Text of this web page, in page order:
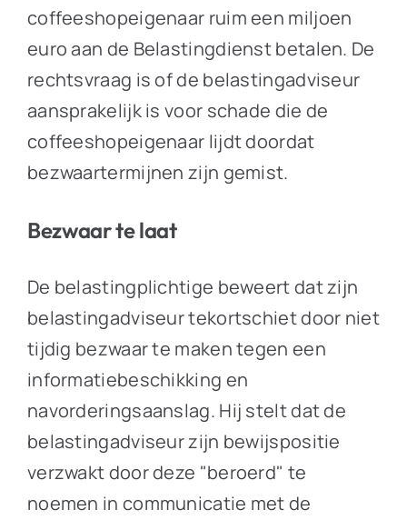
coffeeshopeigenaar ruim een miljoen
euro aan de Belastingdienst betalen. De
rechtsvraag is of de belastingadviseur
aansprakelijk is voor schade die de
coffeeshopeigenaar lijdt doordat
bezwaartermijnen zijn gemist.
Bezwaar te laat
De belastingplichtige beweert dat zijn
belastingadviseur tekortschiet door niet
tijdig bezwaar te maken tegen een
informatiebeschikking en
navorderingsaanslag. Hij stelt dat de
belastingadviseur zijn bewijspositie
verzwakt door deze "beroerd" te
noemen in communicatie met de